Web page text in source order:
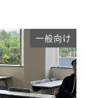
一般向け